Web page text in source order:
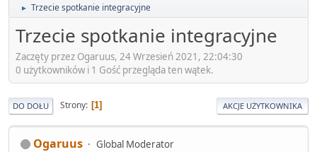
► Trzecie spotkanie integracyjne
Trzecie spotkanie integracyjne
Zaczęty przez Ogaruus, 24 Wrzesień 2021, 22:04:30
0 użytkowników i 1 Gość przegląda ten wątek.
DO DOŁU Strony 1 AKCJE UŻYTKOWNIKA
Ogaruus Global Moderator